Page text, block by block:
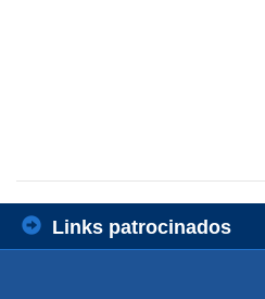
Links patrocinados